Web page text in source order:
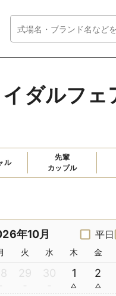
ダルフェ
ル
先輩
カップル
年10月 平日
火 水 木 金
29 30 1 2